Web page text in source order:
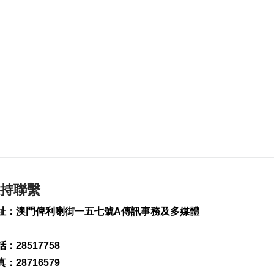
冀建設性合作
聯繫
：澳門俾利喇街一五七號A傳訊事務及多媒體
：28517758
：28716579